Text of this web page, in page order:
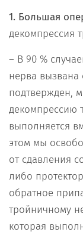
1. Большая
декомпрессия
– В 90 %
нерва вызвана
подтвержден,
декомпрессию
выполняется
этом мы
от сдавления
либо
обратное
тройничному
которая